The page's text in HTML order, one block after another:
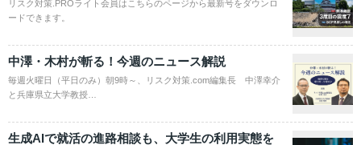
リスク対策.PROライト会員はこちらのページから最新号をダウンロ
ードできます。
中澤・木村が斬る！今週のニュース解説
毎週火曜日（平日のみ）朝9時～、リスク対策.com編集長 中澤幸介
と兵庫県立大学教授…
生成AIで就活の進路相談も、大学生の利用実態を